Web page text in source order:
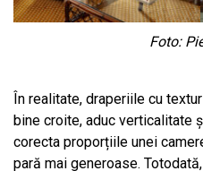
Foto:
În realitate, draperiile cu
bine croite, aduc verticalitate
corecta proporțiile unei
pară mai generoase.